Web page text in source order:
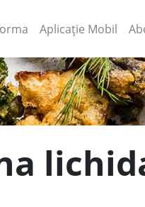
(current)
Aplicație Mobil